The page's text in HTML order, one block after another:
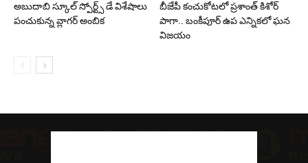
అబుదాబి స్కూల్ స్పోర్ట్స్ డే విశేషాలు
పంచుకున్న వ్లాగర్ అంబిక
బీజేపీ కంచుకోటలో ప్రశాంత్ కిశోర్
పాగా.. బంకీపూర్ ఉప ఎన్నికలో ఘన
విజయం